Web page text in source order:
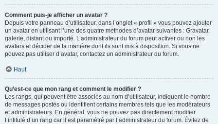
Comment puis-je afficher un avatar ?
Depuis votre panneau d’utilisateur, dans l’onglet « profil » vous pouvez ajouter
un avatar en utilisant l’une des quatre méthodes d’avatar suivantes : Gravatar,
galerie, distant ou importé. L’administrateur du forum peut activer ou non les
avatars et décider de la manière dont ils sont mis à disposition. Si vous ne
pouvez pas utiliser d’avatar, contactez un administrateur du forum.
Haut
Qu’est-ce que mon rang et comment le modifier ?
Les rangs, qui peuvent être associés au nom d’utilisateur, indiquent le nombre
de messages postés ou identifient certains membres tels que les modérateurs
et administrateurs. En général, vous ne pouvez pas directement modifier
l’intitulé d’un rang car il est paramétré par l’administrateur du forum. Évitez de